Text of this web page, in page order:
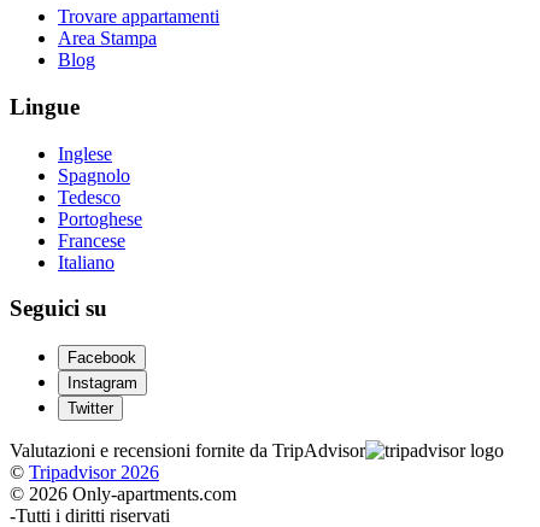
Trovare appartamenti
Area Stampa
Blog
Lingue
Inglese
Spagnolo
Tedesco
Portoghese
Francese
Italiano
Seguici su
Facebook
Instagram
Twitter
Valutazioni e recensioni fornite da TripAdvisor
© Tripadvisor 2026
© 2026 Only-apartments.com
-Tutti i diritti riservati